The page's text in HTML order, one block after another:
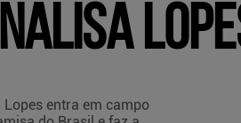
Lopes entra em campo